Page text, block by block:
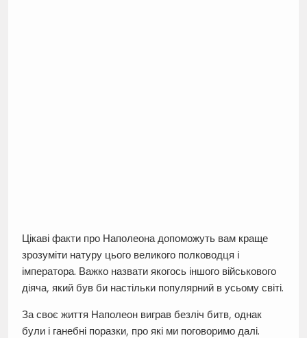
Цікаві факти про Наполеона допоможуть вам краще
зрозуміти натуру цього великого полководця і
імператора. Важко назвати якогось іншого військового
діяча, який був би настільки популярний в усьому світі.
За своє життя Наполеон виграв безліч битв, однак
були і ганебні поразки, про які ми поговоримо далі.